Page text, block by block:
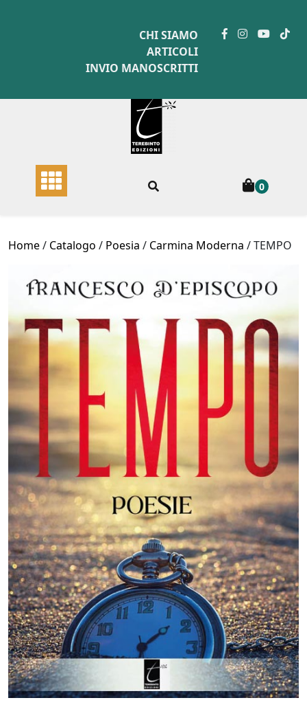
CHI SIAMO
ARTICOLI
INVIO MANOSCRITTI
0
Home/ Catalogo / Poesia / Carmina Moderna / TEMPO